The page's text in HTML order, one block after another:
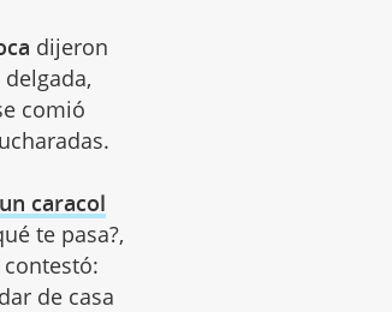
dijeron
comió
un caracol
te pasa?,
de casa